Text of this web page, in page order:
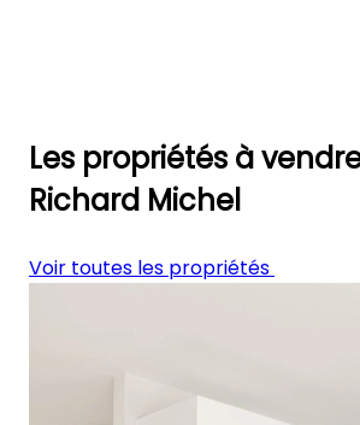
Les propriétés à
Richard Michel
Voir toutes les propriétés